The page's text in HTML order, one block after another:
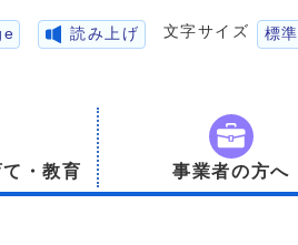
読み上げ 文字サイズ 標準
・教育 事業者の方へ